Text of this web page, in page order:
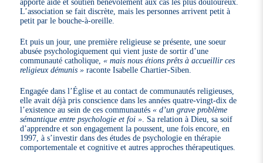
apporte aide et soutien bénévolement aux cas les plus douloureux.
L’association se fait discrète, mais les personnes arrivent petit à
petit par le bouche-à-oreille.
Et puis un jour, une première religieuse se présente, une soeur
abusée psychologiquement qui vient juste de sortir d’une
communauté catholique,« mais nous étions prêts à accueillir ces
religieux démunis » raconte Isabelle Chartier-Siben.
Engagée dans l’Église et au contact de communautés religieuses,
elle avait déjà pris conscience dans les années quatre-vingt-dix de
l’existence au sein de ces communautés« d’un grave problème
sémantique entre psychologie et foi ». Sa relation à Dieu, sa soif
d’apprendre et son engagement la poussent, une fois encore, en
1997, à s’investir dans des études de psychologie en thérapie
comportementale et cognitive et autres approches thérapeutiques.